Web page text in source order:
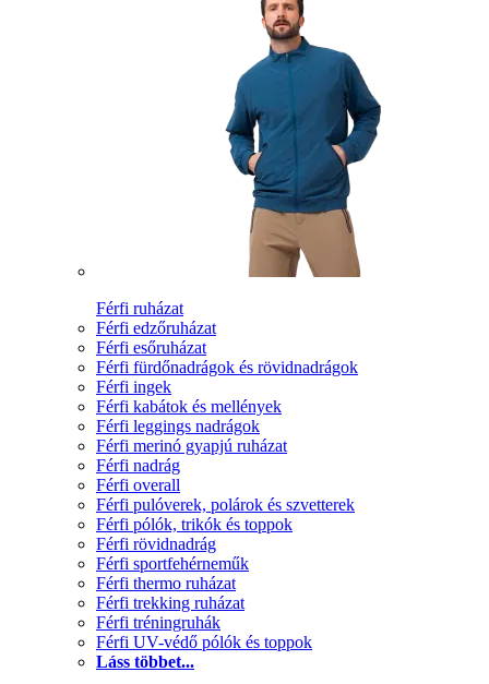
Férfi ruházat
Férfi edzőruházat
Férfi esőruházat
Férfi fürdőnadrágok és rövidnadrágok
Férfi ingek
Férfi kabátok és mellények
Férfi leggings nadrágok
Férfi merinó gyapjú ruházat
Férfi nadrág
Férfi overall
Férfi pulóverek, polárok és szvetterek
Férfi pólók, trikók és toppok
Férfi rövidnadrág
Férfi sportfehérneműk
Férfi thermo ruházat
Férfi trekking ruházat
Férfi tréningruhák
Férfi UV-védő pólók és toppok
Láss többet...